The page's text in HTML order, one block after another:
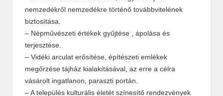
nemzedékről nemzedékre történő továbbvitelének
biztosítása.
– Népművészeti értékek gyűjtése , ápolása és
terjesztése.
– Vidéki arculat erősítése, építészeti emlékek
megőrzése tájház kialakításával, az erre a célra
vásárolt ingatlanon, paraszti portán.
– A település kulturális életét színesítő rendezvények